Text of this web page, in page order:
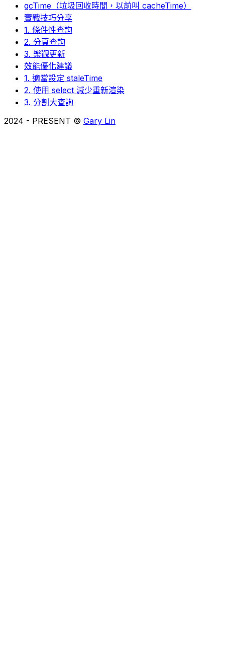
gcTime（垃圾回收時間，以前叫 cacheTime）
實戰技巧分享
1. 條件性查詢
2. 分頁查詢
3. 樂觀更新
效能優化建議
1. 適當設定 staleTime
2. 使用 select 減少重新渲染
3. 分割大查詢
2024 - PRESENT © Gary Lin